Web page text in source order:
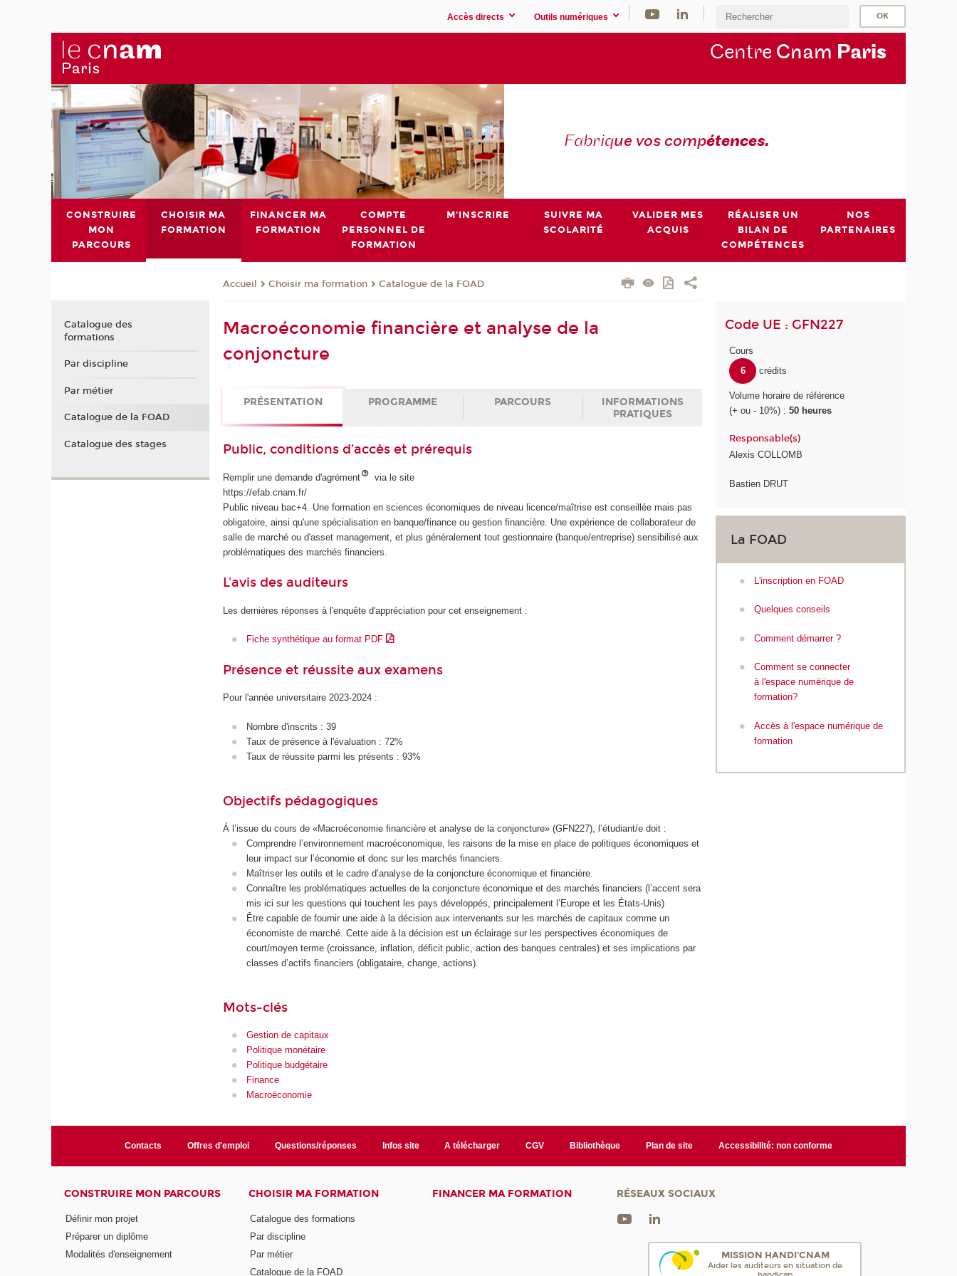
Accès directs Outils numériques
Centre Cnam Paris
Fabrique vos compétences.
CONSTRUIRE
MON
PARCOURS
CHOISIR MA
FORMATION
FINANCER MA
FORMATION
COMPTE
PERSONNEL DE
FORMATION
M'INSCRIRE
SUIVRE MA
SCOLARITÉ
VALIDER MES
ACQUIS
RÉALISER UN
BILAN DE
COMPÉTENCES
NOS
PARTENAIRES
Accueil Choisir ma formation Catalogue de la FOAD
Macroéconomie financière et analyse de la
conjoncture
PRÉSENTATION PROGRAMME PARCOURS
INFORMATIONS
PRATIQUES
Public, conditions d’accès et prérequis
Remplir une demande d'agrément
via le site
https://efab.cnam.fr/
Public niveau bac+4. Une formation en sciences économiques de niveau licence/maîtrise est conseillée mais pas
obligatoire, ainsi qu'une spécialisation en banque/finance ou gestion financière. Une expérience de collaborateur de
salle de marché ou d'asset management, et plus généralement tout gestionnaire (banque/entreprise) sensibilisé aux
problématiques des marchés financiers.
L'avis des auditeurs
Les dernières réponses à l'enquête d'appréciation pour cet enseignement :
Fiche synthétique au format PDF
Présence et réussite aux examens
Pour l'année universitaire 2023-2024 :
Nombre d'inscrits : 39
Taux de présence à l'évaluation : 72%
Taux de réussite parmi les présents : 93%
Objectifs pédagogiques
À l’issue du cours de «Macroéconomie financière et analyse de la conjoncture» (GFN227), l’étudiant/e doit :
Comprendre l’environnement macroéconomique, les raisons de la mise en place de politiques économiques et
leur impact sur l’économie et donc sur les marchés financiers.
Maîtriser les outils et le cadre d’analyse de la conjoncture économique et financière.
Connaître les problématiques actuelles de la conjoncture économique et des marchés financiers (l’accent sera
mis ici sur les questions qui touchent les pays développés, principalement l’Europe et les États-Unis)
Être capable de fournir une aide à la décision aux intervenants sur les marchés de capitaux comme un
économiste de marché. Cette aide à la décision est un éclairage sur les perspectives économiques de
court/moyen terme (croissance, inflation, déficit public, action des banques centrales) et ses implications par
classes d’actifs financiers (obligataire, change, actions).
Mots-clés
Gestion de capitaux
Politique monétaire
Politique budgétaire
Finance
Macroéconomie
Code UE : GFN227
Cours
6
crédits
Volume horaire de référence
(+ ou - 10%) :50 heures
Responsable(s)
Alexis COLLOMB
Bastien DRUT
La FOAD
L'inscription en FOAD
Quelques conseils
Comment démarrer ?
Comment se connecter
à l'espace numérique de
formation?
Accès à l'espace numérique de
formation
Catalogue des
formations
Par discipline
Par métier
Catalogue de la FOAD
Catalogue des stages
Contacts Offres d'emploi Questions/réponses Infos site A télécharger CGV Bibliothèque Plan de site Accessibilité: non conforme
CONSTRUIRE MON PARCOURS
Définir mon projet
Préparer un diplôme
Modalités d'enseignement
CHOISIR MA FORMATION
Catalogue des formations
Par discipline
Par métier
Catalogue de la FOAD
FINANCER MA FORMATION RÉSEAUX SOCIAUX
MISSION HANDI'CNAM
Aider les auditeurs en situation de